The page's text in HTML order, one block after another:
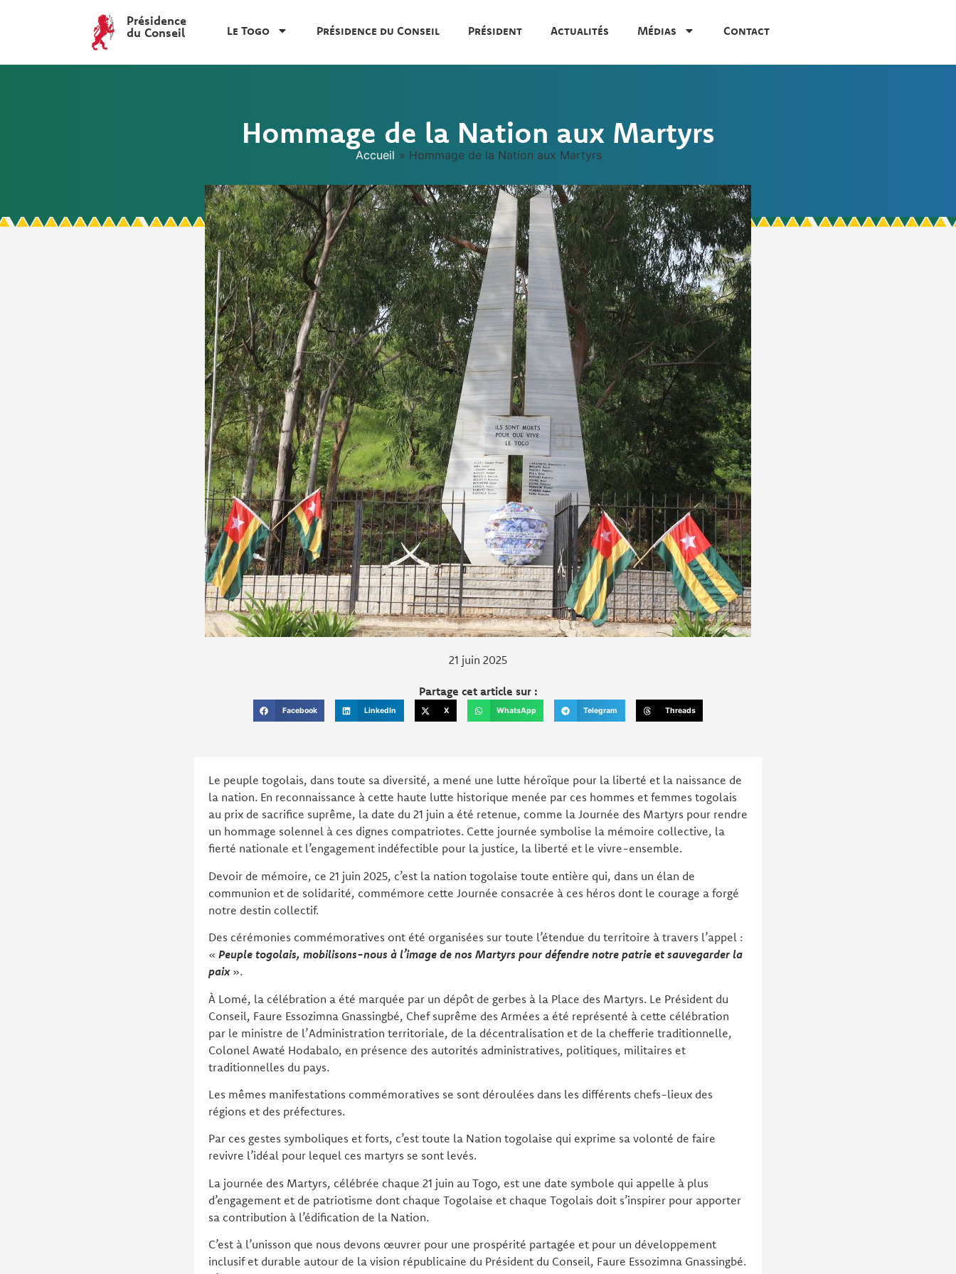
Présidence
du Conseil
Le Togo Présidence du Conseil Président Actualités Médias Contact
Hommage de la Nation aux Martyrs
Accueil » Hommage de la Nation aux Martyrs
21 juin 2025
Partage cet article sur :
Facebook LinkedIn X WhatsApp Telegram Threads
Le peuple togolais, dans toute sa diversité, a mené une lutte héroïque pour la liberté et la naissance de
la nation. En reconnaissance à cette haute lutte historique menée par ces hommes et femmes togolais
au prix de sacrifice suprême, la date du 21 juin a été retenue, comme la Journée des Martyrs pour rendre
un hommage solennel à ces dignes compatriotes. Cette journée symbolise la mémoire collective, la
fierté nationale et l’engagement indéfectible pour la justice, la liberté et le vivre-ensemble.
Devoir de mémoire, ce 21 juin 2025, c’est la nation togolaise toute entière qui, dans un élan de
communion et de solidarité, commémore cette Journée consacrée à ces héros dont le courage a forgé
notre destin collectif.
Des cérémonies commémoratives ont été organisées sur toute l’étendue du territoire à travers l’appel :
« Peuple togolais, mobilisons-nous à l’image de nos Martyrs pour défendre notre patrie et sauvegarder la
paix».
À Lomé, la célébration a été marquée par un dépôt de gerbes à la Place des Martyrs. Le Président du
Conseil, Faure Essozimna Gnassingbé, Chef suprême des Armées a été représenté à cette célébration
par le ministre de l’Administration territoriale, de la décentralisation et de la chefferie traditionnelle,
Colonel Awaté Hodabalo, en présence des autorités administratives, politiques, militaires et
traditionnelles du pays.
Les mêmes manifestations commémoratives se sont déroulées dans les différents chefs-lieux des
régions et des préfectures.
Par ces gestes symboliques et forts, c’est toute la Nation togolaise qui exprime sa volonté de faire
revivre l’idéal pour lequel ces martyrs se sont levés.
La journée des Martyrs, célébrée chaque 21 juin au Togo, est une date symbole qui appelle à plus
d’engagement et de patriotisme dont chaque Togolaise et chaque Togolais doit s’inspirer pour apporter
sa contribution à l’édification de la Nation.
C’est à l’unisson que nous devons œuvrer pour une prospérité partagée et pour un développement
inclusif et durable autour de la vision républicaine du Président du Conseil, Faure Essozimna Gnassingbé.